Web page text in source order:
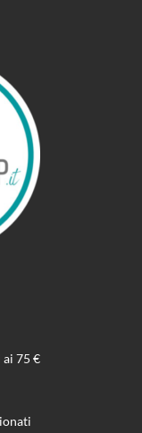
75 €